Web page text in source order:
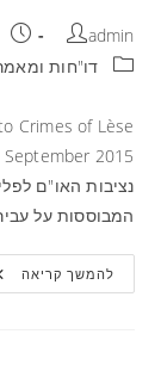
admin
דו"חות
Crimes of Lèse
נציבות האו"ם
המבוססות על
להמשך קריאה